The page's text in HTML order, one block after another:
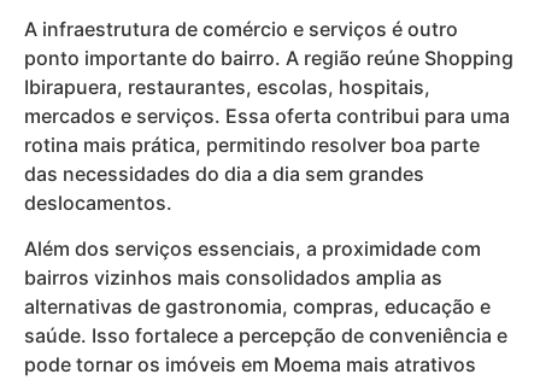
A infraestrutura de comércio e serviços é outro
ponto importante do bairro. A região reúne Shopping
Ibirapuera, restaurantes, escolas, hospitais,
mercados e serviços. Essa oferta contribui para uma
rotina mais prática, permitindo resolver boa parte
das necessidades do dia a dia sem grandes
deslocamentos.
Além dos serviços essenciais, a proximidade com
bairros vizinhos mais consolidados amplia as
alternativas de gastronomia, compras, educação e
saúde. Isso fortalece a percepção de conveniência e
pode tornar os imóveis em Moema mais atrativos